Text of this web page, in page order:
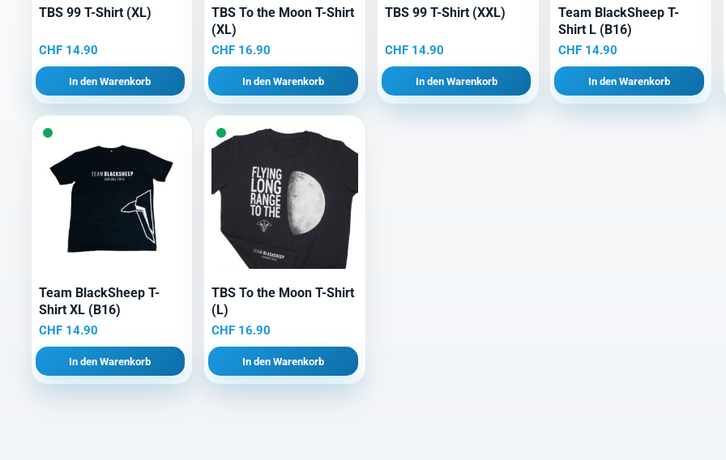
TBS 99 T-Shirt (XL)
CHF14.90
In den Warenkorb
TBS To the Moon T-Shirt
(XL)
CHF 16.90
In den Warenkorb
TBS 99 T-Shirt (XXL)
CHF 14.90
In den Warenkorb
Team BlackSheep T-
Shirt L (B16)
CHF14.90
In den Warenkorb
Team BlackSheep T-
Shirt XL (B16)
CHF14.90
In den Warenkorb
TBS To the Moon T-Shirt
(L)
CHF 16.90
In den Warenkorb